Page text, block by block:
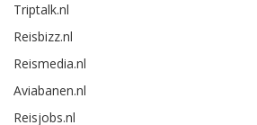
Triptalk.nl
Reisbizz.nl
Reismedia.nl
Aviabanen.nl
Reisjobs.nl